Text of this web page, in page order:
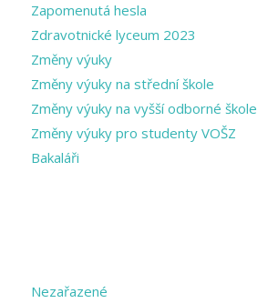
Zapomenutá hesla
Zdravotnické lyceum 2023
Změny výuky
Změny výuky na střední škole
Změny výuky na vyšší odborné škole
Změny výuky pro studenty VOŠZ
Bakaláři
Nezařazené